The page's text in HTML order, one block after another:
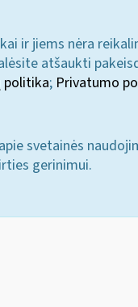
ir jiems nėra
atšaukti
politika; Privatumo
svetainės
gerinimui.